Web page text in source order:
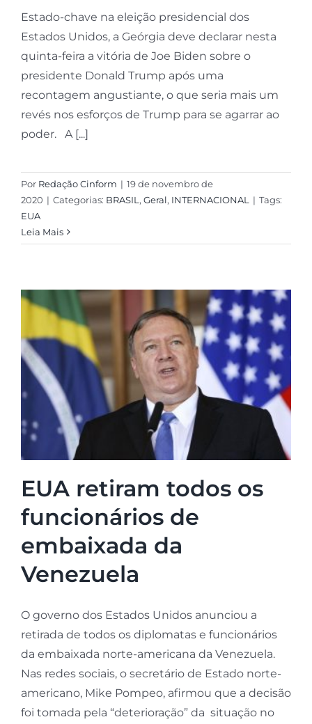
Estado-chave na eleição presidencial dos
Estados Unidos, a Geórgia deve declarar nesta
quinta-feira a vitória de Joe Biden sobre o
presidente Donald Trump após uma
recontagem angustiante, o que seria mais um
revés nos esforços de Trump para se agarrar ao
poder. A [...]
Por Redação Cinform | 19 de novembro de
2020 | Categorias: BRASIL, Geral, INTERNACIONAL | Tags:
EUA
Leia Mais
EUA retiram todos os
funcionários de
embaixada da
Venezuela
O governo dos Estados Unidos anunciou a
retirada de todos os diplomatas e funcionários
da embaixada norte-americana da Venezuela.
Nas redes sociais, o secretário de Estado norte-
americano, Mike Pompeo, afirmou que a decisão
foi tomada pela “deterioração” da situação no